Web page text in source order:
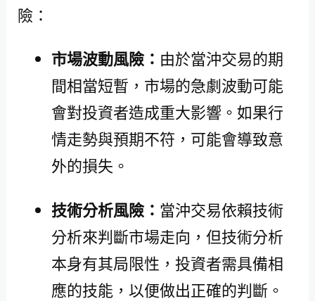
險：
市場波動風險： 由於當沖交易的期
間相當短暫，市場的急劇波動可能
會對投資者造成重大影響。如果行
情走勢與預期不符，可能會導致意
外的損失。
技術分析風險： 當沖交易依賴技術
分析來判斷市場走向，但技術分析
本身有其局限性，投資者需具備相
應的技能，以便做出正確的判斷。